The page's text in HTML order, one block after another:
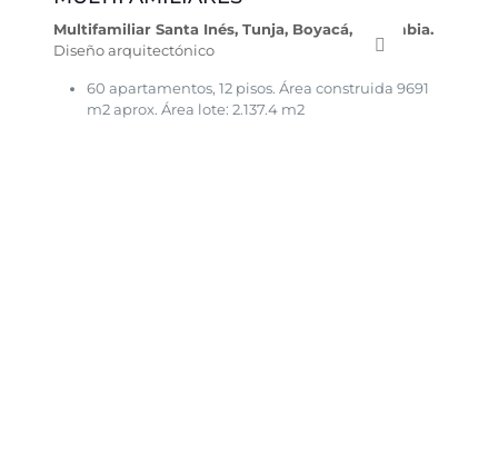
Multifamiliar Santa Inés, Tunja, Boyacá, Colombia.
Diseño arquitectónico
60 apartamentos, 12 pisos. Área construida 9691
m2 aprox. Área lote: 2.137.4 m2